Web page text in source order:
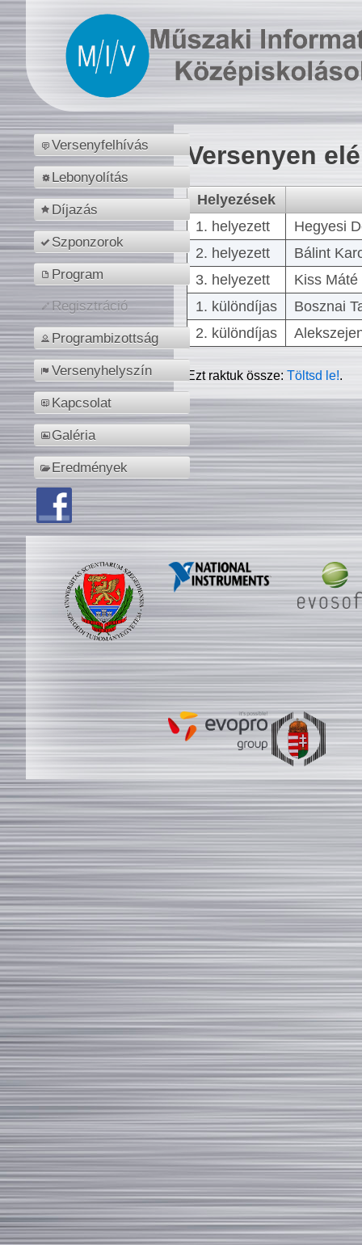
Versenyfelhívás
Lebonyolítás
Díjazás
Szponzorok
Program
Regisztráció
Programbizottság
Versenyhelyszín
Kapcsolat
Galéria
Eredmények
Versenyen
Helyezések
1. helyezett
Hegyesi
2. helyezett
Bálint
3. helyezett
Kiss
1. különdíjas
Bosznai
2. különdíjas
Ezt raktuk össze:Töltsd le!.